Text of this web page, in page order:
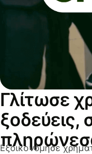
Γλίτωσε
ξοδεύεις,
Εξοικονόμησε